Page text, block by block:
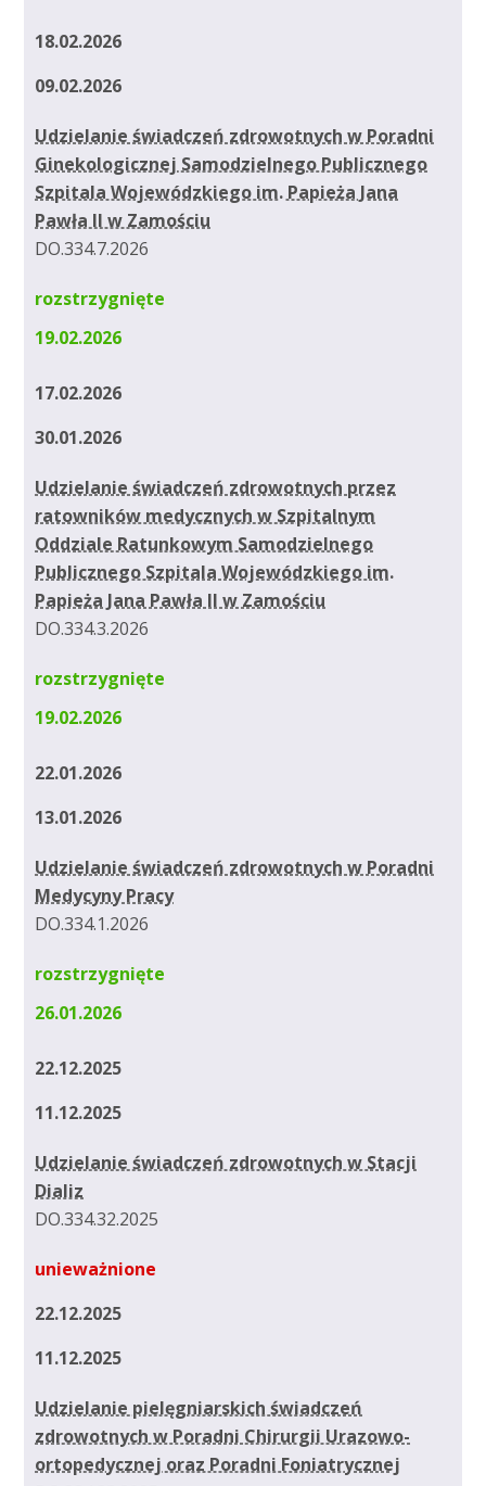
18.02.2026
09.02.2026
Udzielanie świadczeń zdrowotnych w Poradni
Ginekologicznej Samodzielnego Publicznego
Szpitala Wojewódzkiego im. Papieża Jana
Pawła II w Zamościu
DO.334.7.2026
rozstrzygnięte
19.02.2026
17.02.2026
30.01.2026
Udzielanie świadczeń zdrowotnych przez
ratowników medycznych w Szpitalnym
Oddziale Ratunkowym Samodzielnego
Publicznego Szpitala Wojewódzkiego im.
Papieża Jana Pawła II w Zamościu
DO.334.3.2026
rozstrzygnięte
19.02.2026
22.01.2026
13.01.2026
Udzielanie świadczeń zdrowotnych w Poradni
Medycyny Pracy
DO.334.1.2026
rozstrzygnięte
26.01.2026
22.12.2025
11.12.2025
Udzielanie świadczeń zdrowotnych w Stacji
Dializ
DO.334.32.2025
unieważnione
22.12.2025
11.12.2025
Udzielanie pielęgniarskich świadczeń
zdrowotnych w Poradni Chirurgii Urazowo-
ortopedycznej oraz Poradni Foniatrycznej